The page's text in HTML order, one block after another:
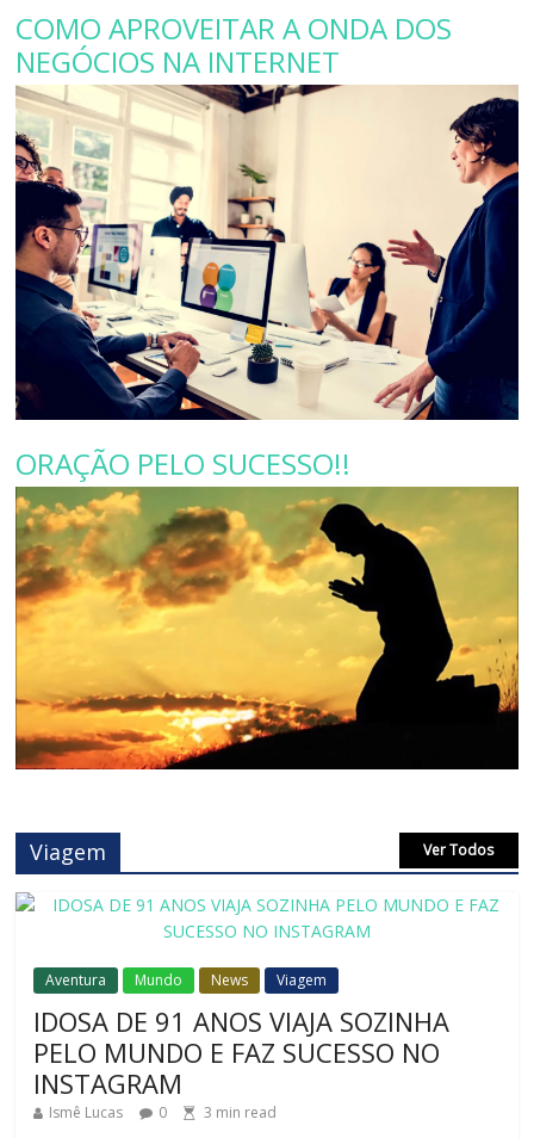
COMO APROVEITAR A ONDA DOS
NEGÓCIOS NA INTERNET
ORAÇÃO PELO SUCESSO!!
Viagem Ver Todos
Aventura Mundo News Viagem
IDOSA DE 91 ANOS VIAJA SOZINHA
PELO MUNDO E FAZ SUCESSO NO
INSTAGRAM
Ismê Lucas 0 3 min read